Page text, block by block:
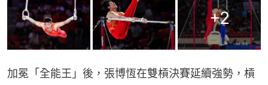
+2
加冕「全能王」後，張博恆在雙槓決賽延續強勢，槓